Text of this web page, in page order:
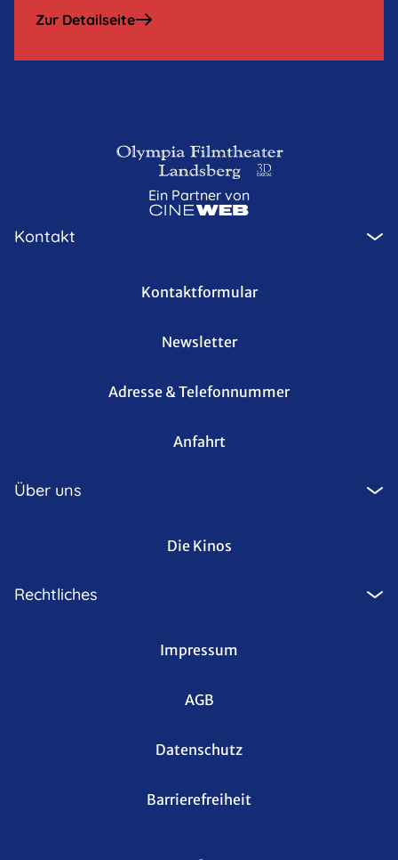
Zur Detailseite
Ein Partner von
Kontakt
Kontaktformular
Newsletter
Adresse & Telefonnummer
Anfahrt
Über uns
Die Kinos
Rechtliches
Impressum
AGB
Datenschutz
Barrierefreiheit